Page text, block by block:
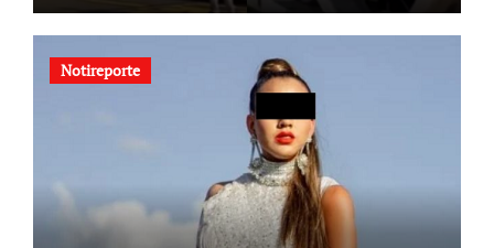
Notireporte